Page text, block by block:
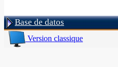
Base de datos
Version classique